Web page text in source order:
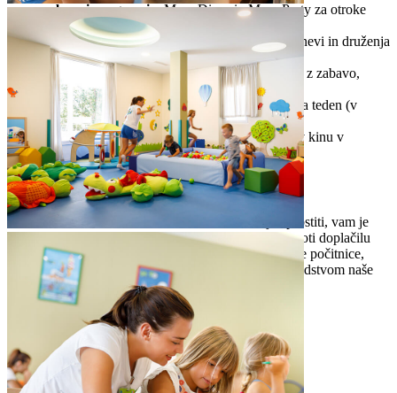
zabavni programi– Maro Disco in Maro Party za otroke
vsak večer
igre in programi – družinski izleti, tematski dnevi in druženja
(vsaj trikrat na teden)
profesionalni programi za otroke– vključno z zabavo,
plesnimi prireditvami in nastopi čarodejev
kino na prostem– filmske projekcije enkrat na teden (v
sezoni)
animirani in družinski filmi – predvajajo se v kinu v
zaprtem prostoru
Posebne storitve za družine
- ko se starši želijo sprostiti, vam je
storitev na voljo ob predhodnem naročilu in proti doplačilu
Maro Concierge
- načrtujte popolne družinske počitnice,
zasnovane po lastnih željah pod strokovnim vodstvom naše
ekipe